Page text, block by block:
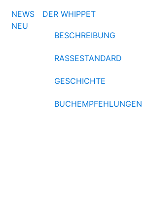
NEWS
NEU
DER WHIPPET
BESCHREIBUNG
RASSESTANDARD
GESCHICHTE
BUCHEMPFEHLUNGEN